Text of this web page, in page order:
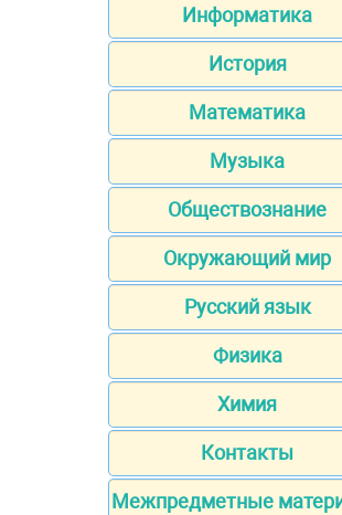
Информатика
История
Математика
Музыка
Обществознание
Окружающий мир
Русский язык
Физика
Химия
Контакты
Межпредметные